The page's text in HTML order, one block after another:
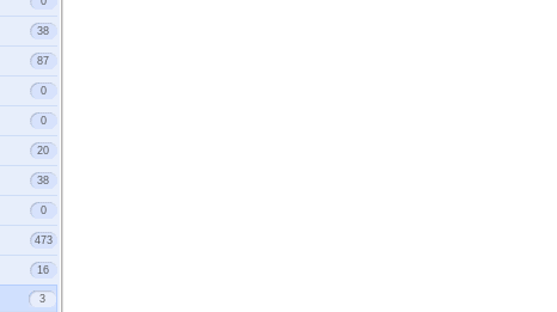
38
87
0
0
20
38
0
473
16
3